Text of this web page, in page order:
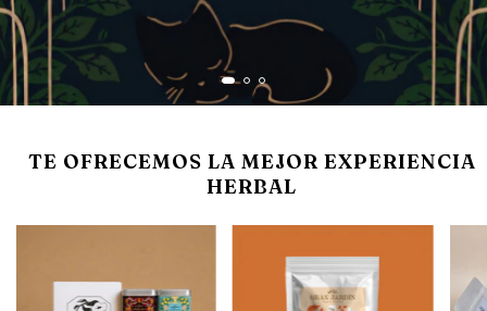
TE OFRECEMOS LA MEJOR EXPERIENCIA
HERBAL